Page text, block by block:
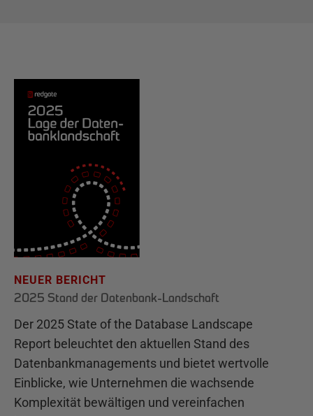
NEUER BERICHT
2025 Stand der Datenbank-Landschaft
Der 2025 State of the Database Landscape
Report beleuchtet den aktuellen Stand des
Datenbankmanagements und bietet wertvolle
Einblicke, wie Unternehmen die wachsende
Komplexität bewältigen und vereinfachen